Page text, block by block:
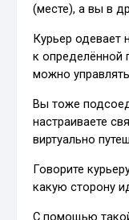
(месте), а вы в
Курьер одевает
к определённой
можно
Вы тоже
настраиваете
виртуально
Говорите
какую сторону
С помощью